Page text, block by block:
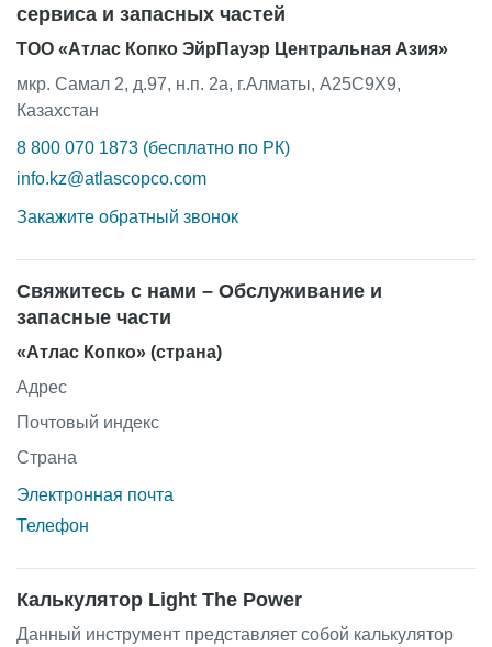
сервиса и запасных частей
ТОО «Атлас Копко ЭйрПауэр Центральная Азия»
мкр. Самал 2, д.97, н.п. 2а, г.Алматы, A25C9X9,
Казахстан
8 800 070 1873 (бесплатно по РК)
info.kz@atlascopco.com
Закажите обратный звонок
Свяжитесь с нами – Обслуживание и
запасные части
«Атлас Копко» (страна)
Адрес
Почтовый индекс
Страна
Электронная почта
Телефон
Калькулятор Light The Power
Данный инструмент представляет собой калькулятор